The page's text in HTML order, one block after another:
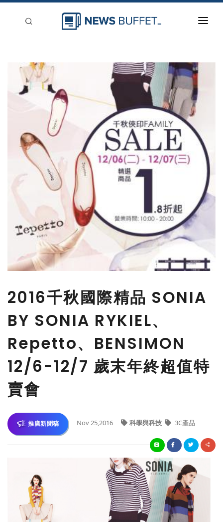
新聞稿分類
登入
2016千秋國際精品 SONIA
BY SONIA RYKIEL、
Repetto、BENSIMON
12/6-12/7 歲末年終超值特
賣會
推廣新聞稿 Nov 25,2016 科學與科技 3C產品